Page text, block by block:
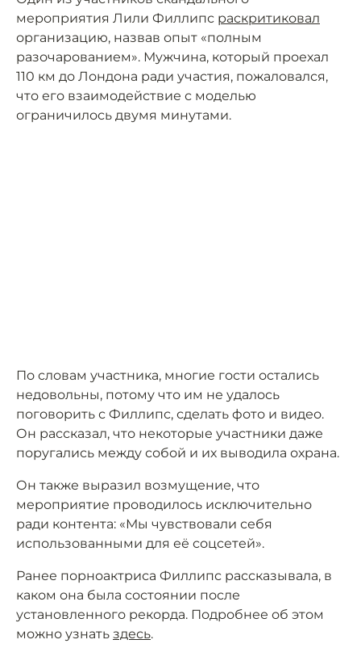
мероприятия Лили Филлипс раскритиковал
организацию, назвав опыт «полным
разочарованием». Мужчина, который проехал
110 км до Лондона ради участия, пожаловался,
что его взаимодействие с моделью
ограничилось двумя минутами.
По словам участника, многие гости остались
недовольны, потому что им не удалось
поговорить с Филлипс, сделать фото и видео.
Он рассказал, что некоторые участники даже
поругались между собой и их выводила охрана.
Он также выразил возмущение, что
мероприятие проводилось исключительно
ради контента: «Мы чувствовали себя
использованными для её соцсетей».
Ранее порноактриса Филлипс рассказывала, в
каком она была состоянии после
установленного рекорда. Подробнее об этом
можно узнать здесь.